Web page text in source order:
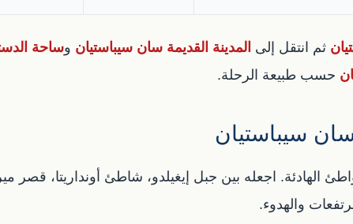
ثم انتقل إلى المدينة القديمة سان سيباستيان وساحة
حسب طبيعة الرحلة.
سيباستيان
الهادئة. اجعله بين جبل إيغيلدو، شاطئ أونداريتا،
والهدوء.